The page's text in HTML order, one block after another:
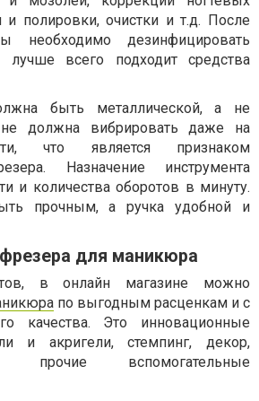
полировки, очистки и т.д. После
необходимо дезинфицировать
лучше всего подходит средства
быть металлической, а не
не должна вибрировать даже на
что является признаком
Назначение инструмента
и количества оборотов в минуту.
прочным, а ручка удобной и
для маникюра
в онлайн магазине можно
по выгодным расценкам и с
качества. Это инновационные
и акригели, стемпинг, декор,
вспомогательные